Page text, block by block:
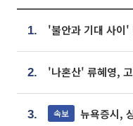
1.
2.
3. 속보 뉴욕증시,